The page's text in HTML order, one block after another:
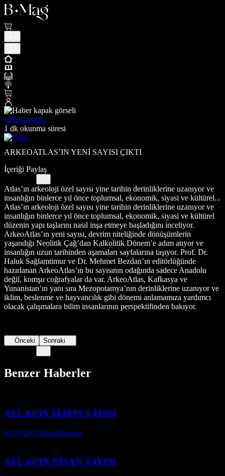
Atlas Dergisi
1 dk okunma süresi
ARKEOATLAS’IN YENİ SAYISI ÇIKTI
İçeriği Paylaş
Atlas’ın arkeoloji özel sayısı yine tarihin derinliklerine uzanıyor ve
insanlığın binlerce yıl önce toplumsal, ekonomik, siyasi ve kültürel...
Atlas’ın arkeoloji özel sayısı yine tarihin derinliklerine uzanıyor ve
insanlığın binlerce yıl önce toplumsal, ekonomik, siyasi ve kültürel
düzenin yapı taşlarını nasıl inşa etmeye başladığını inceliyor.
ArkeoAtlas’ın yeni sayısı, devrim niteliğinde dönüşümlerin
yaşandığı Neolitik Çağ’dan Kalkolitik Dönem’e adım atıyor ve
insanlığın uzun tarihinden aşamaları sayfalarına taşıyor. Prof. Dr.
Haluk Sağlamtimur ve Dr. Mehmet Bezdan’ın editörlüğünde
hazırlanan ArkeoAtlas’ın bu sayısının odağında sadece Anadolu
değil, komşu coğrafyalar da var. ArkeoAtlas, Kafkasya ve
Yunanistan’ın yanı sıra Mezopotamya’nın derinliklerine uzanıyor ve
iklim, beslenme ve hayvancılık gibi dönemi anlamamıza yardımcı
olacak çalışmalara bilim insanlarının perspektifinden bakıyor.
Önceki Sonraki
Benzer Haberler
ATLAS'IN MAYIS SAYISI
02.05.2025Atlas Dergisi
ATLAS’IN NİSAN SAYISI